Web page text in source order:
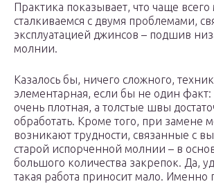
Практика показывает, что чаще
сталкиваемся с двумя проблемами,
эксплуатацией джинсов – подшив
молнии.
Казалось бы, ничего сложного,
элементарная, если бы не один
очень плотная, а толстые швы
обработать. Кроме того, при замене
возникают трудности, связанные с
старой испорченной молнии – в
большого количества закрепок. Да,
такая работа приносит мало. Именно